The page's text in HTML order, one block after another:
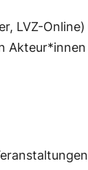
LVZ-